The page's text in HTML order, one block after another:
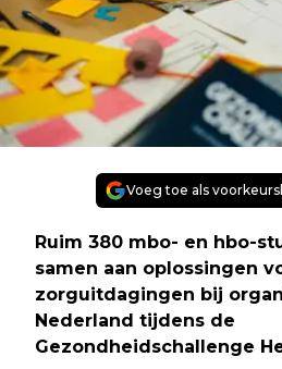
Voeg toe als
Ruim 380 mbo- en hbo-
samen aan oplossingen
zorguitdagingen bij
Nederland tijdens de
Gezondheidschallenge